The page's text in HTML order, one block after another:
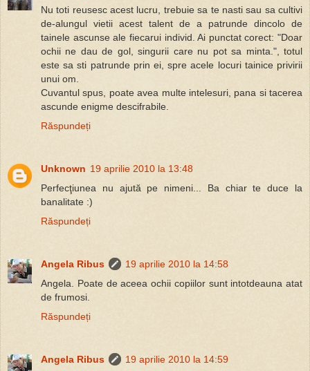
Nu toti reusesc acest lucru, trebuie sa te nasti sau sa cultivi
de-alungul vietii acest talent de a patrunde dincolo de
tainele ascunse ale fiecarui individ. Ai punctat corect: "Doar
ochii ne dau de gol, singurii care nu pot sa minta.", totul
este sa sti patrunde prin ei, spre acele locuri tainice privirii
unui om.
Cuvantul spus, poate avea multe intelesuri, pana si tacerea
ascunde enigme descifrabile.
Răspundeți
Unknown 19 aprilie 2010 la 13:48
Perfecţiunea nu ajută pe nimeni... Ba chiar te duce la
banalitate :)
Răspundeți
Angela Ribus
19 aprilie 2010 la 14:58
Angela. Poate de aceea ochii copiilor sunt intotdeauna atat
de frumosi.
Răspundeți
Angela Ribus 19 aprilie 2010 la 14:59